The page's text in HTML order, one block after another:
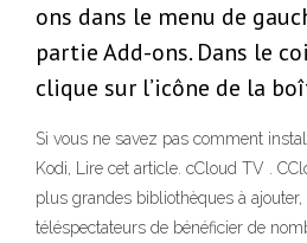
ons dans le menu de
partie Add-ons. Dans le
clique sur l’icône de la
Si vous ne savez pas comment
Kodi, Lire cet article. cCloud TV .
plus grandes bibliothèques à
téléspectateurs de bénéficier de